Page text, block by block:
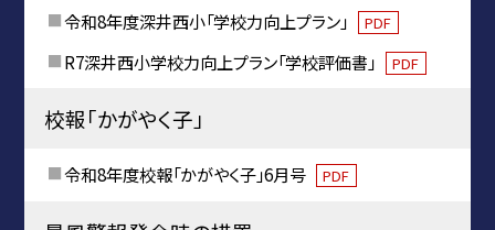
令和8年度深井西小「学校力向上プラン」 PDF
R7深井西小学校力向上プラン「学校評価書」 PDF
校報「かがやく子」
令和8年度校報「かがやく子」6月号 PDF